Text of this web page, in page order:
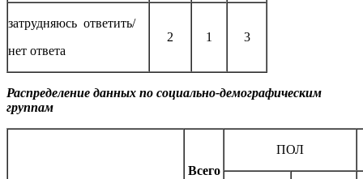
затрудняюсь ответить/
нет ответа
2 1 3
Распределение данных по социально-демографическим
группам
Всего
ПОЛ